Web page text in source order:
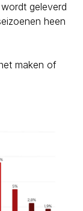
geleverd
heen
maken of